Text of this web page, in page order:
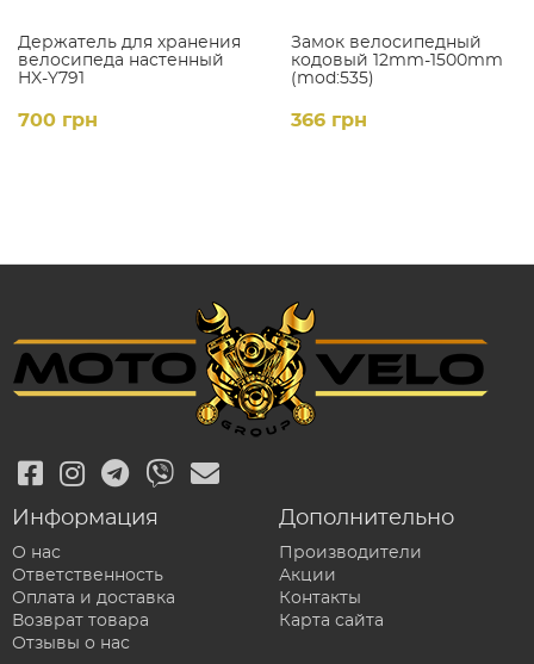
Держатель для хранения
велосипеда настенный
HX-Y791
700 грн
Замок велосипедный
кодовый 12mm-1500mm
(mod:535)
366 грн
Информация
О нас
Ответственность
Оплата и доставка
Возврат товара
Отзывы о нас
Дополнительно
Производители
Акции
Контакты
Карта сайта